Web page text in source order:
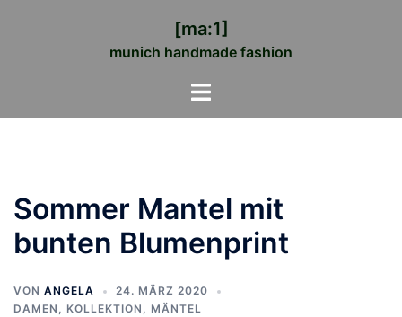
[ma:1]
munich handmade fashion
Menü
Sommer Mantel mit
bunten Blumenprint
VON ANGELA
24. MÄRZ 2020
DAMEN , KOLLEKTION , MÄNTEL